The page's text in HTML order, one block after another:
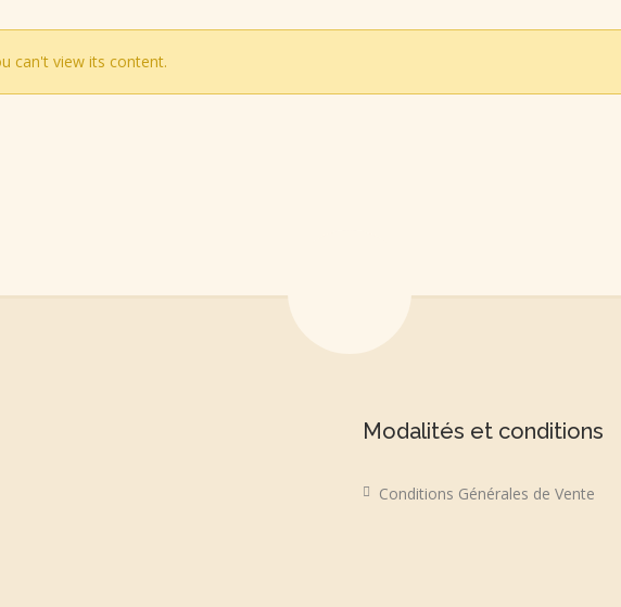
can't view its content.
Modalités et conditions
Conditions Générales de Vente